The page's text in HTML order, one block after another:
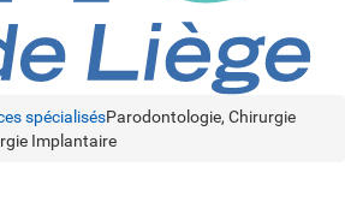
spécialisésParodontologie, Chirurgie
Implantaire